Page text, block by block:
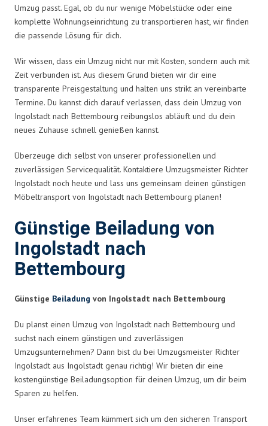
Umzug passt. Egal, ob du nur wenige Möbelstücke oder eine
komplette Wohnungseinrichtung zu transportieren hast, wir finden
die passende Lösung für dich.
Wir wissen, dass ein Umzug nicht nur mit Kosten, sondern auch mit
Zeit verbunden ist. Aus diesem Grund bieten wir dir eine
transparente Preisgestaltung und halten uns strikt an vereinbarte
Termine. Du kannst dich darauf verlassen, dass dein Umzug von
Ingolstadt nach Bettembourg reibungslos abläuft und du dein
neues Zuhause schnell genießen kannst.
Überzeuge dich selbst von unserer professionellen und
zuverlässigen Servicequalität. Kontaktiere Umzugsmeister Richter
Ingolstadt noch heute und lass uns gemeinsam deinen günstigen
Möbeltransport von Ingolstadt nach Bettembourg planen!
Günstige Beiladung von
Ingolstadt nach
Bettembourg
Günstige Beiladung von Ingolstadt nach Bettembourg
Du planst einen Umzug von Ingolstadt nach Bettembourg und
suchst nach einem günstigen und zuverlässigen
Umzugsunternehmen? Dann bist du bei Umzugsmeister Richter
Ingolstadt aus Ingolstadt genau richtig! Wir bieten dir eine
kostengünstige Beiladungsoption für deinen Umzug, um dir beim
Sparen zu helfen.
Unser erfahrenes Team kümmert sich um den sicheren Transport